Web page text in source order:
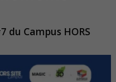
du Campus HORS